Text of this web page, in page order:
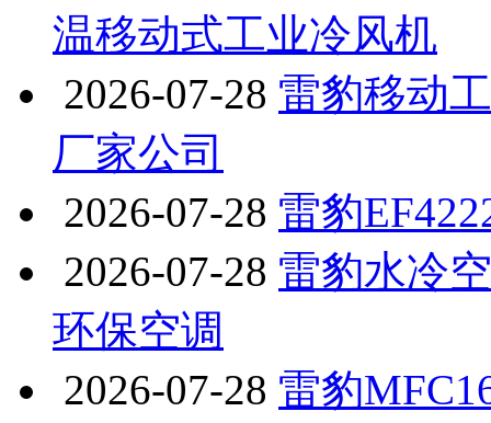
温移动式工业冷风机
2026-07-28 雷豹移动
厂家公司
2026-07-28 雷豹
2026-07-28 雷豹水冷
环保空调
2026-07-28 雷豹